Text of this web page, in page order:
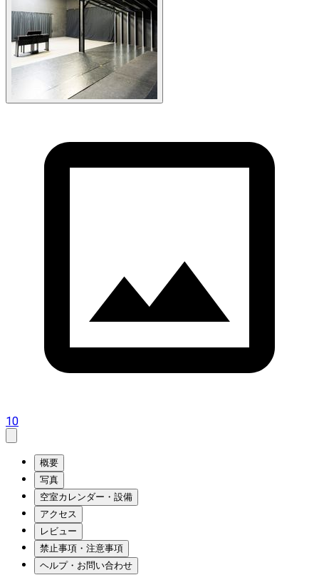
10
概要
写真
空室カレンダー・設備
アクセス
レビュー
禁止事項・注意事項
ヘルプ・お問い合わせ